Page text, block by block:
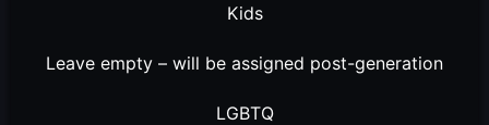
Kids
Leave empty – will be assigned post-generation
LGBTQ